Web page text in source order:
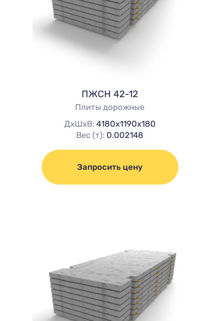
ПЖСН 42-12
Плиты дорожные
ДхШхВ: 4180х1190х180
Вес (т): 0.002148
Запросить цену